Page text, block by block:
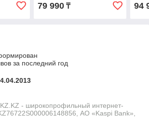
79 990₸ 94
за последний год
- широкопрофильный интернет-
АО «Kaspi Bank»,